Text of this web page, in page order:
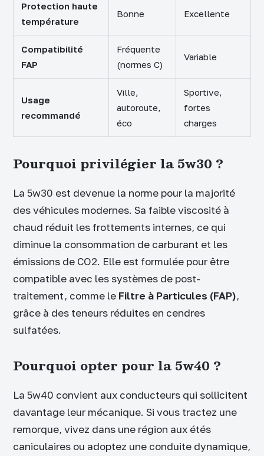
Protection haute
température
Bonne Excellente
Compatibilité
FAP
Fréquente
(normes C)
Variable
Usage
recommandé
Ville,
autoroute,
éco
Sportive,
fortes
charges
Pourquoi privilégier la 5w30 ?
La 5w30 est devenue la norme pour la majorité
des véhicules modernes. Sa faible viscosité à
chaud réduit les frottements internes, ce qui
diminue la consommation de carburant et les
émissions de CO2. Elle est formulée pour être
compatible avec les systèmes de post-
traitement, comme le Filtre à Particules (FAP),
grâce à des teneurs réduites en cendres
sulfatées.
Pourquoi opter pour la 5w40 ?
La 5w40 convient aux conducteurs qui sollicitent
davantage leur mécanique. Si vous tractez une
remorque, vivez dans une région aux étés
caniculaires ou adoptez une conduite dynamique,